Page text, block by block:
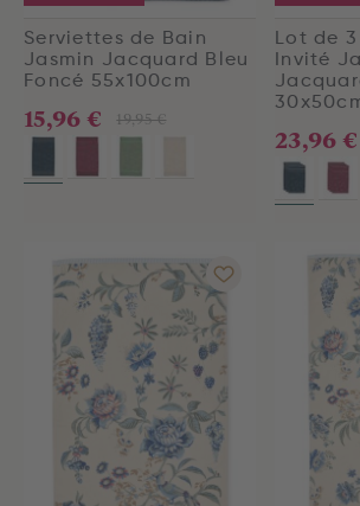
Serviettes de Bain
Jasmin Jacquard Bleu
Foncé 55x100cm
19,95 €
15,96 €
Lot de
Invité
23,96 €